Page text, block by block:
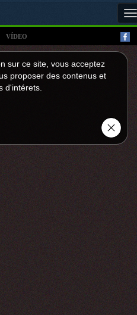
VÍDEO
sur ce site, vous acceptez
proposer des contenus et
d'intérets.